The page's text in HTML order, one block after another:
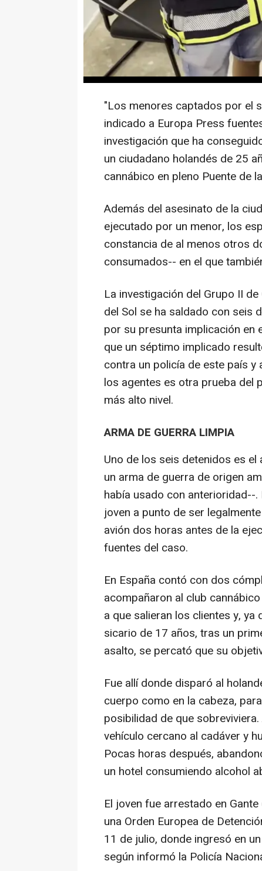
España que previamente han
norte de Europa para llevar a
alto nivel, como ya ocurre en
Dinamarca.
"Los menores captados por el
indicado a Europa Press
investigación que ha
un ciudadano holandés de 25
cannábico en pleno Puente de
Además del asesinato de la
ejecutado por un menor, los
constancia de al menos otros
consumados-- en el que
La investigación del Grupo II
del Sol se ha saldado con seis
por su presunta implicación en
que un séptimo implicado
contra un policía de este país y
los agentes es otra prueba del
más alto nivel.
ARMA DE GUERRA LIMPIA
Uno de los seis detenidos es
un arma de guerra de origen
había usado con anterioridad--
joven a punto de ser
avión dos horas antes de la
fuentes del caso.
En España contó con dos
acompañaron al club
a que salieran los clientes y,
sicario de 17 años, tras un
asalto, se percató que su
Fue allí donde disparó al
cuerpo como en la cabeza,
posibilidad de que
vehículo cercano al cadáver y
Pocas horas después,
un hotel consumiendo alcohol
El joven fue arrestado en
una Orden Europea de
11 de julio, donde ingresó en
según informó la Policía